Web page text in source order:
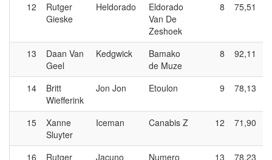
12
Rutger
Gieske
Heldorado
Eldorado
Van De
Zeshoek
8 75,51
13
Daan Van
Geel
Kedgwick
Bamako
de Muze
8 92,11
14
Britt
Wiefferink
Jon Jon Etoulon 9 78,13
15
Xanne
Sluyter
Iceman Canabis Z 12 71,90
16
Rutger
Jacuno
Numero
13 78,23